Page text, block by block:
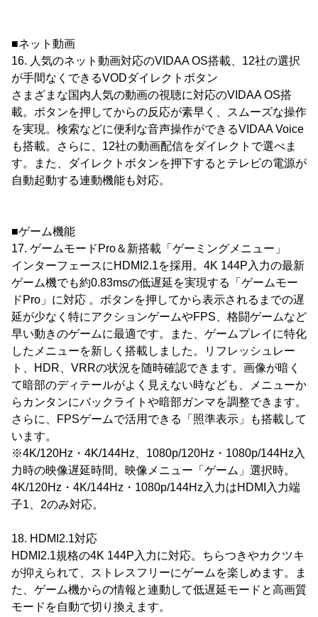
■ネット動画
16. 人気のネット動画対応のVIDAA OS搭載、12社の選択
が手間なくできるVODダイレクトボタン
さまざまな国内人気の動画の視聴に対応のVIDAA OS搭
載。ボタンを押してからの反応が素早く、スムーズな操作
を実現。検索などに便利な音声操作ができるVIDAA Voice
も搭載。さらに、12社の動画配信をダイレクトで選べま
す。また、ダイレクトボタンを押下するとテレビの電源が
自動起動する連動機能も対応。
■ゲーム機能
17. ゲームモードPro＆新搭載「ゲーミングメニュー」
インターフェースにHDMI2.1を採用。4K 144P入力の最新
ゲーム機でも約0.83msの低遅延を実現する「ゲームモー
ドPro」に対応 。ボタンを押してから表示されるまでの遅
延が少なく特にアクションゲームやFPS、格闘ゲームなど
早い動きのゲームに最適です。また、ゲームプレイに特化
したメニューを新しく搭載しました。リフレッシュレー
ト、HDR、VRRの状況を随時確認できます。画像が暗く
て暗部のディテールがよく見えない時なども、メニューか
らカンタンにバックライトや暗部ガンマを調整できます。
さらに、FPSゲームで活用できる「照準表示」も搭載して
います。
※4K/120Hz・4K/144Hz、1080p/120Hz・1080p/144Hz入
力時の映像遅延時間。映像メニュー「ゲーム」選択時。
4K/120Hz・4K/144Hz・1080p/144Hz入力はHDMI入力端
子1、2のみ対応。
18. HDMI2.1対応
HDMI2.1規格の4K 144P入力に対応。ちらつきやカクツキ
が抑えられて、ストレスフリーにゲームを楽しめます。ま
た、ゲーム機からの情報と連動して低遅延モードと高画質
モードを自動で切り換えます。